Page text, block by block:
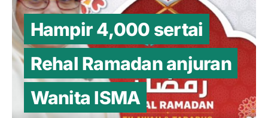
Hampir 4,000 sertai
Rehal Ramadan anjuran
Wanita ISMA